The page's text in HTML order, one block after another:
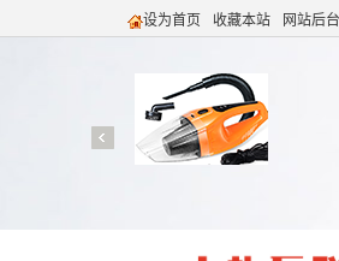
设为首页 收藏本站 网站后台